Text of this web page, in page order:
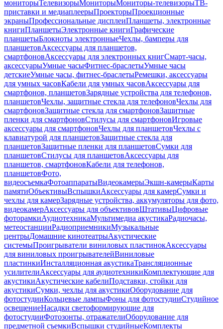
мониторыТелевизорыМониторыМониторы-телевизорыТВ-
приставки и медиаплеерыПроекторыПроекционные
экраныПрофессиональные дисплеиПланшеты, электронные
книгиПланшетыЭлектронные книгиГрафические
планшетыБлокноты электронныеЧехлы, бамперы для
планшетовАксессуары для планшетов,
смартфоновАксессуары для электронных книгСмарт-часы,
аксессуарыУмные часыФитнес-браслетыУмные часы
детскиеУмные часы, фитнес-браслетыРемешки, аксессуары
для умных часовКабели для умных часовАксессуары для
смартфонов, планшетовЗарядные устройства для телефонов,
планшетовЧехлы, защитные стекла для телефоновЧехлы для
смартфоновЗащитные стекла для смартфоновЗащитные
пленки для смартфоновСтилусы для смартфоновИгровые
аксессуары для смартфоновЧехлы для планшетовЧехлы с
клавиатурой для планшетовЗащитные стекла для
планшетовЗащитные пленки для планшетовСумки для
планшетовСтилусы для планшетовАксессуары для
планшетов, смартфоновКабели для телефонов,
планшетовФото,
видеосъемкаФотоаппаратыВидеокамерыЭкшн-камерыКарты
памятиОбъективыВспышкиАксессуары для камерСумки и
чехлы для камерЗарядные устройства, аккумуляторы для фото,
видеокамерАксессуары для объективовШтативыЦифровые
фоторамкиАудиотехникаМультимедиа акустикаРадиочасы,
метеостанцииРадиоприемникиМузыкальные
центрыДомашние кинотеатрыАкустические
системыПроигрыватели виниловых пластинокАксессуары
для виниловых проигрывателейВиниловые
пластинкиИнсталляционная акустикаТрансляционные
усилителиАксессуары для аудиотехникиКомплектующие для
акустикиАкустические кабелиПодставки, стойки для
акустикиСумки, чехлы для акустикиОборудование для
фотостудииКольцевые лампыФоны для фотостудииСтудийное
освещениеНасадки светоформирующие для
фотостудииФотозонты, отражателиОборудование для
предметной съемкиВспышки студийныеКомплекты